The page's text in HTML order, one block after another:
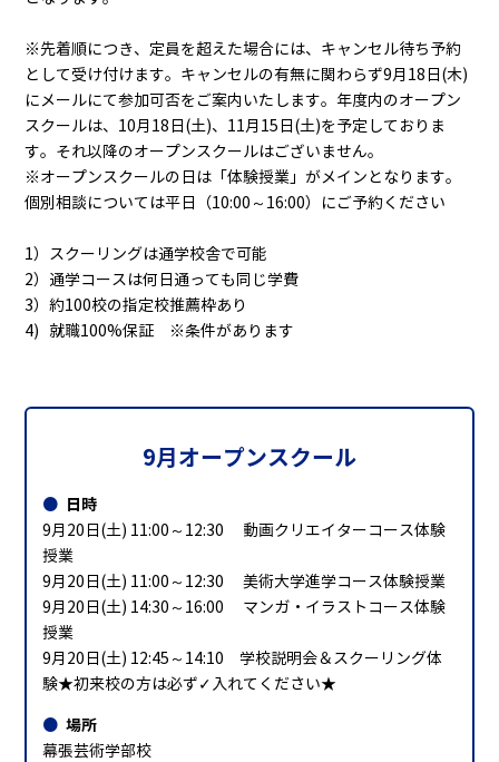
※先着順につき、定員を超えた場合には、キャンセル待ち予約
として受け付けます。キャンセルの有無に関わらず9月18日(木)
にメールにて参加可否をご案内いたします。年度内のオープン
スクールは、10月18日(土)、11月15日(土)を予定しておりま
す。それ以降のオープンスクールはございません。
※オープンスクールの日は「体験授業」がメインとなります。
個別相談については平日（10:00～16:00）にご予約ください
1）スクーリングは通学校舎で可能
2）通学コースは何日通っても同じ学費
3）約100校の指定校推薦枠あり
4) 就職100%保証 ※条件があります
9月オープンスクール
日時
9月20日(土) 11:00～12:30 動画クリエイターコース体験
授業
9月20日(土) 11:00～12:30 美術大学進学コース体験授業
9月20日(土) 14:30～16:00 マンガ・イラストコース体験
授業
9月20日(土) 12:45～14:10 学校説明会＆スクーリング体
験★初来校の方は必ず✓入れてください★
場所
幕張芸術学部校